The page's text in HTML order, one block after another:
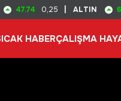
47.74 0,25 ALTIN
HABERÇALIŞMA